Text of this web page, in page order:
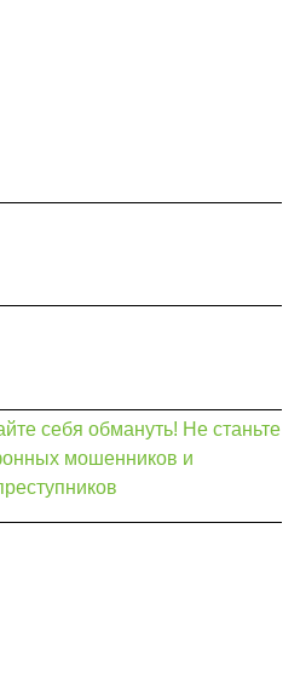
себя обмануть! Не станьте
мошенников и